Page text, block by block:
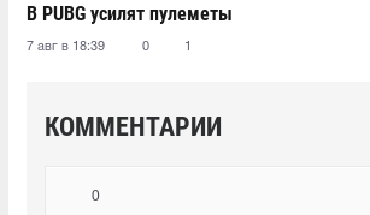
В PUBG усилят пулеметы
7 авг в 18:39 0 1
КОММЕНТАРИИ
0